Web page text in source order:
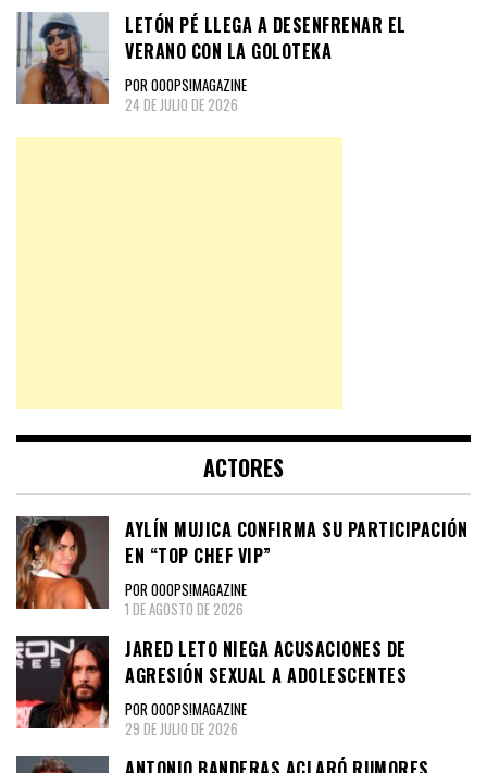
LETÓN PÉ LLEGA A DESENFRENAR EL
VERANO CON LA GOLOTEKA
POR OOOPS!MAGAZINE
24 DE JULIO DE 2026
ACTORES
AYLÍN MUJICA CONFIRMA SU PARTICIPACIÓN
EN “TOP CHEF VIP”
POR OOOPS!MAGAZINE
1 DE AGOSTO DE 2026
JARED LETO NIEGA ACUSACIONES DE
AGRESIÓN SEXUAL A ADOLESCENTES
POR OOOPS!MAGAZINE
29 DE JULIO DE 2026